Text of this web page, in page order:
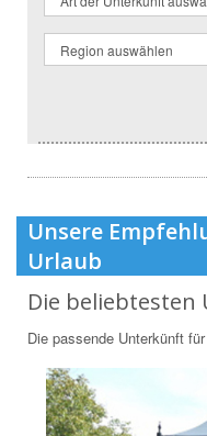
Unsere
Urlaub
Die
Die passende Unterkünft